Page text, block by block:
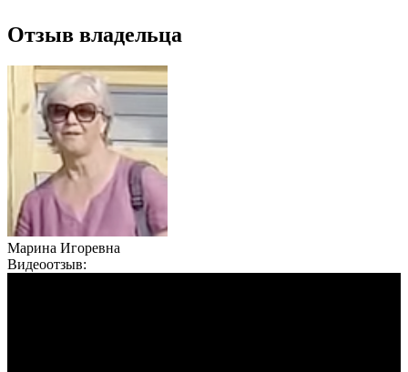
Отзыв владельца
Марина Игоревна
Видеоотзыв: